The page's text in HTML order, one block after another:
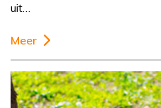
uit…
Meer